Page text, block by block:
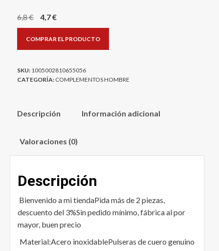
6,8€
El
precio
original
4,7€El
precio
actual
COMPRAR EL PRODUCTO
SKU: 1005002810655056
CATEGORÍA: COMPLEMENTOS HOMBRE
Descripción Información adicional
Valoraciones (0)
Descripción
Bienvenido a mi tiendaPida más de 2 piezas,
descuento del 3%Sin pedido mínimo, fábrica al por
mayor, buen precio
Material:Acero inoxidablePulseras de cuero genuino